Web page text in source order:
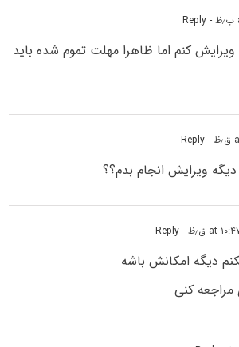
- Reply
ویرایش کنم اما ظاهرا مهلت تموم شده باید
- Reply
دیگه ویرایش انجام بدم؟؟
- Reply
دیگه امکانش باشه
کنی